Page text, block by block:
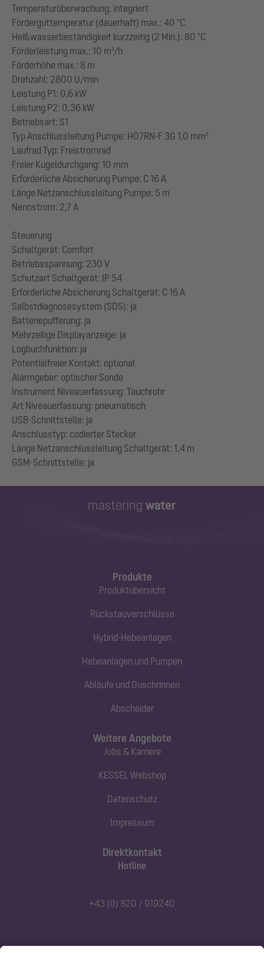
Temperaturüberwachung: integriert
Förderguttemperatur (dauerhaft) max.: 40 °C
Heißwasserbeständigkeit kurzzeitig (2 Min.): 80 °C
Förderleistung max.: 10 m³/h
Förderhöhe max.: 8 m
Drehzahl: 2800 U/min
Leistung P1: 0,6 kW
Leistung P2: 0,36 kW
Betriebsart: S1
Typ Anschlussleitung Pumpe: H07RN-F 3G 1,0 mm²
Laufrad Typ: Freistromrad
Freier Kugeldurchgang: 10 mm
Erforderliche Absicherung Pumpe: C 16 A
Länge Netzanschlussleitung Pumpe: 5 m
Nennstrom: 2,7 A
Steuerung
Schaltgerät: Comfort
Betriebsspannung: 230 V
Schutzart Schaltgerät: IP 54
Erforderliche Absicherung Schaltgerät: C 16 A
Selbstdiagnosesystem (SDS): ja
Batteriepufferung: ja
Mehrzeilige Displayanzeige: ja
Logbuchfunktion: ja
Potentialfreier Kontakt: optional
Alarmgeber: optischer Sonde
Instrument Niveauerfassung: Tauchrohr
Art Niveauerfassung: pneumatisch
USB-Schnittstelle: ja
Anschlusstyp: codierter Stecker
Länge Netzanschlussleitung Schaltgerät: 1,4 m
Produkte
Produktübersicht
Rückstauverschlüsse
Hybrid-Hebeanlagen
Hebeanlagen und Pumpen
Abläufe und Duschrinnen
Abscheider
Direktkontakt
Hotline
+43 (0) 820 / 919240
Weitere Angebote
Jobs & Karriere
KESSEL Webshop
Datenschutz
Impressum